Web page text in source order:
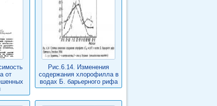
от
Рис.6.14. Изменения
содержания хлорофилла в
водах Б. барьерного рифа